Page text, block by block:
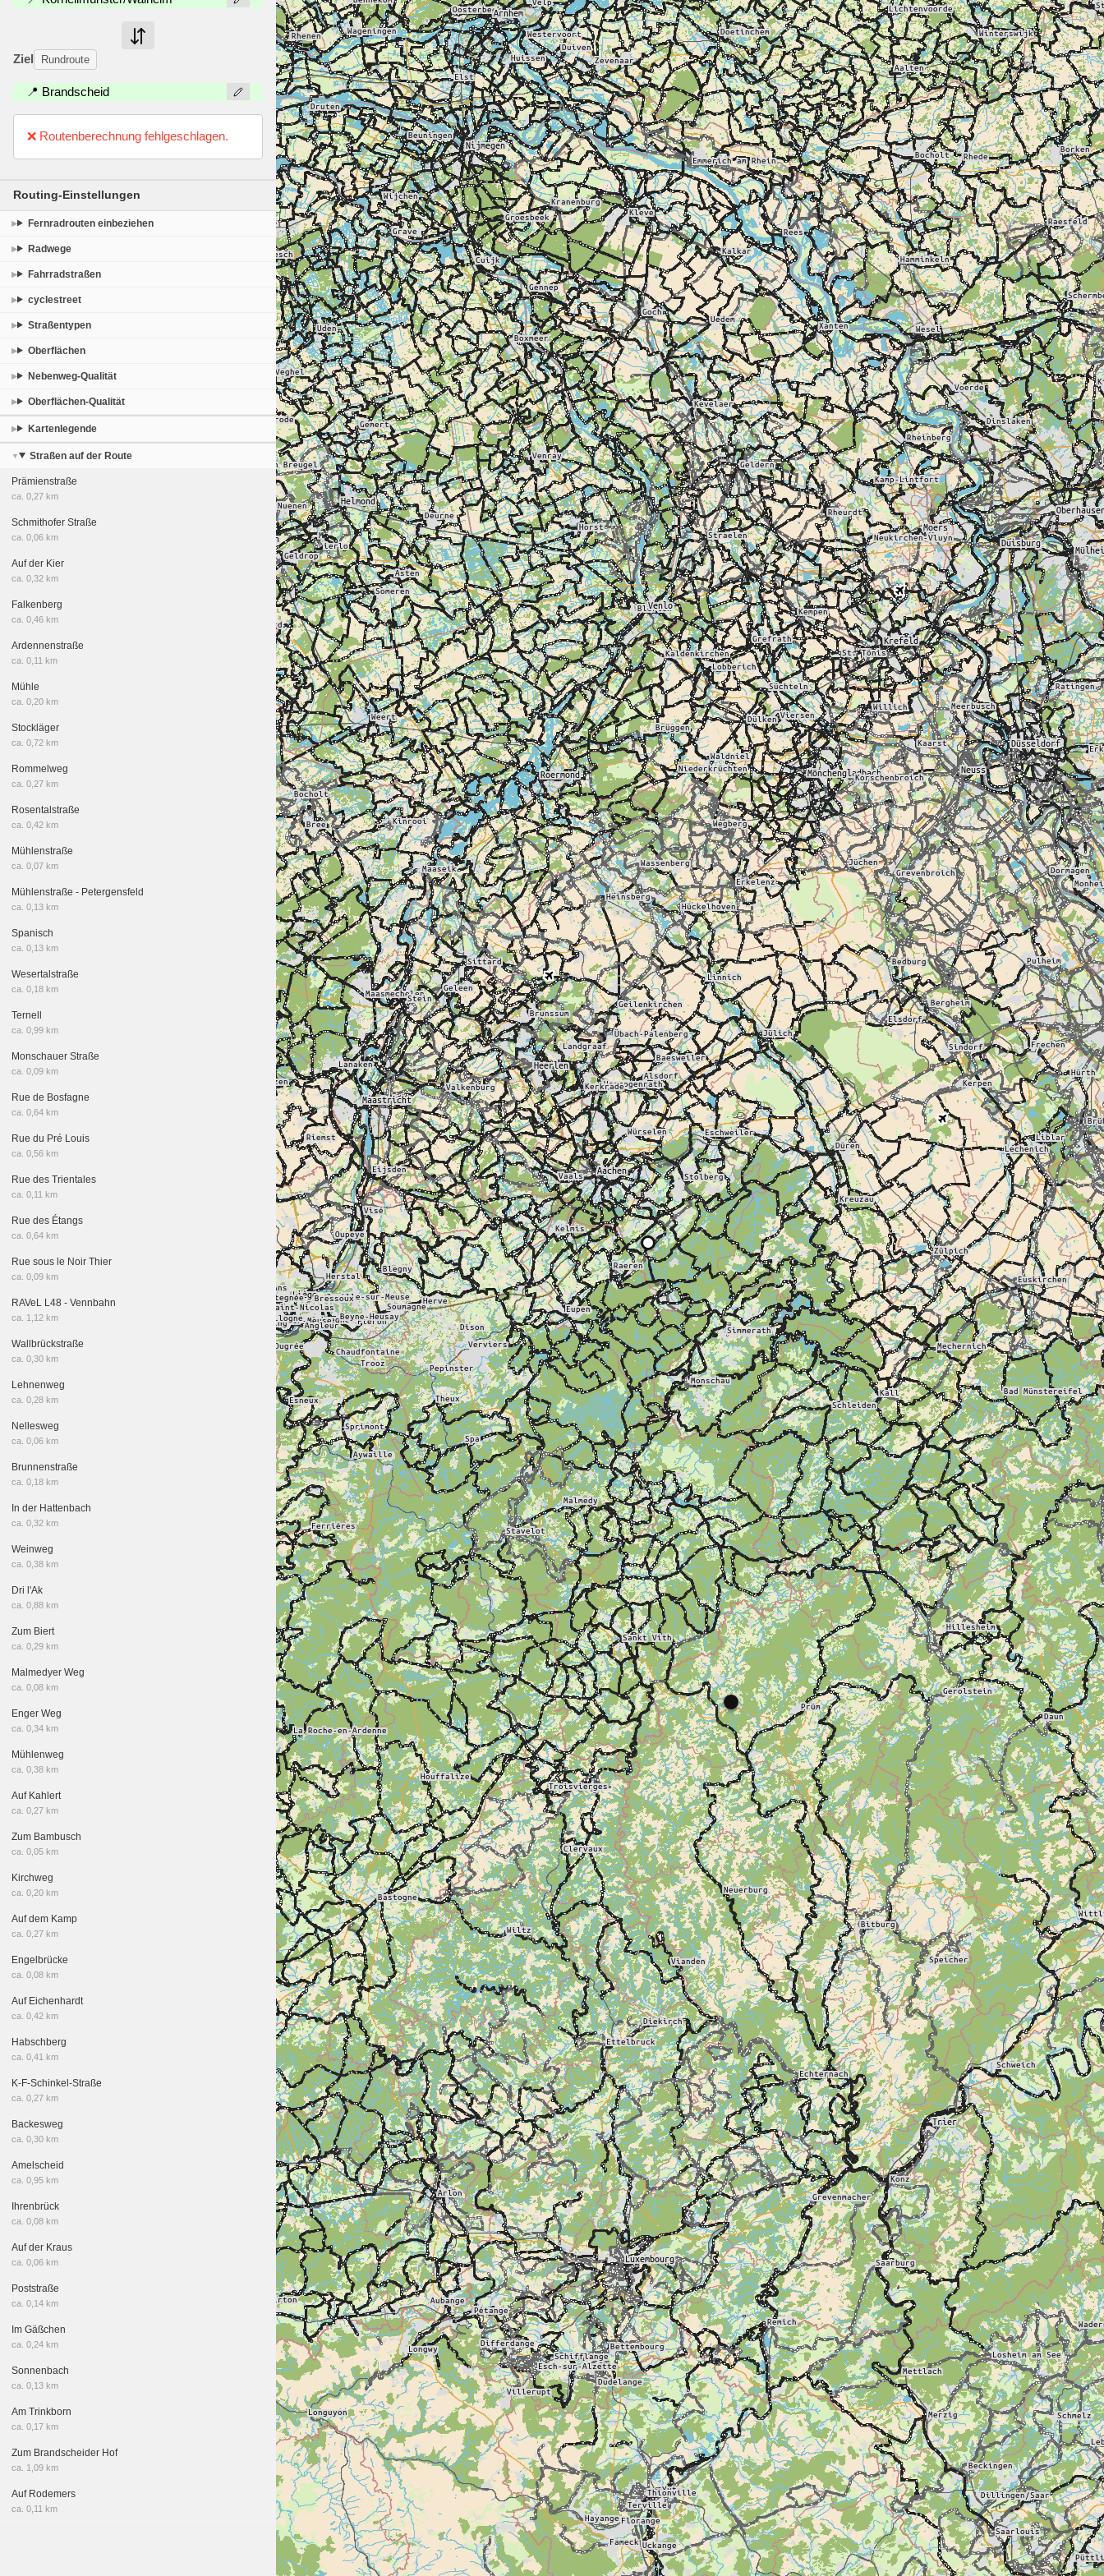
Ziel Rundroute
📍 Brandscheid
❌ Routenberechnung fehlgeschlagen.
Routing-Einstellungen
Fernradrouten einbeziehen
Radwege
Fahrradstraßen
cyclestreet
Straßentypen
Oberflächen
Nebenweg-Qualität
Oberflächen-Qualität
Kartenlegende
Straßen auf der Route
Prämienstraße
ca. 0,27 km
Schmithofer Straße
ca. 0,06 km
Auf der Kier
ca. 0,32 km
Falkenberg
ca. 0,46 km
Ardennenstraße
ca. 0,11 km
Mühle
ca. 0,20 km
Stockläger
ca. 0,72 km
Rommelweg
ca. 0,27 km
Rosentalstraße
ca. 0,42 km
Mühlenstraße
ca. 0,07 km
Mühlenstraße - Petergensfeld
ca. 0,13 km
Spanisch
ca. 0,13 km
Wesertalstraße
ca. 0,18 km
Ternell
ca. 0,99 km
Monschauer Straße
ca. 0,09 km
Rue de Bosfagne
ca. 0,64 km
Rue du Pré Louis
ca. 0,56 km
Rue des Trientales
ca. 0,11 km
Rue des Étangs
ca. 0,64 km
Rue sous le Noir Thier
ca. 0,09 km
RAVeL L48 - Vennbahn
ca. 1,12 km
Wallbrückstraße
ca. 0,30 km
Lehnenweg
ca. 0,28 km
Nellesweg
ca. 0,06 km
Brunnenstraße
ca. 0,18 km
In der Hattenbach
ca. 0,32 km
Weinweg
ca. 0,38 km
Dri l'Ak
ca. 0,88 km
Zum Biert
ca. 0,29 km
Malmedyer Weg
ca. 0,08 km
Enger Weg
ca. 0,34 km
Mühlenweg
ca. 0,38 km
Auf Kahlert
ca. 0,27 km
Zum Bambusch
ca. 0,05 km
Kirchweg
ca. 0,20 km
Auf dem Kamp
ca. 0,27 km
Engelbrücke
ca. 0,08 km
Auf Eichenhardt
ca. 0,42 km
Habschberg
ca. 0,41 km
K-F-Schinkel-Straße
ca. 0,27 km
Backesweg
ca. 0,30 km
Amelscheid
ca. 0,95 km
Ihrenbrück
ca. 0,08 km
Auf der Kraus
ca. 0,06 km
Poststraße
ca. 0,14 km
Im Gäßchen
ca. 0,24 km
Sonnenbach
ca. 0,13 km
Am Trinkborn
ca. 0,17 km
Zum Brandscheider Hof
ca. 1,09 km
Auf Rodemers
ca. 0,11 km